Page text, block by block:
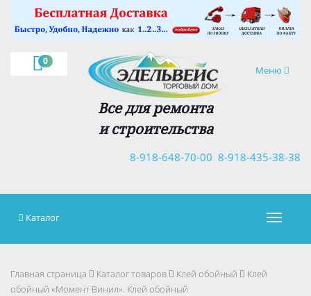
0
Навигация
Меню
Все для ремонта
и строительства
8-918-435-38-38
8-918-648-70-00
×
Каталог
Главная страница Каталог товаров Клей обойный
Клей
обойный «Момент Винил». Клей обойный